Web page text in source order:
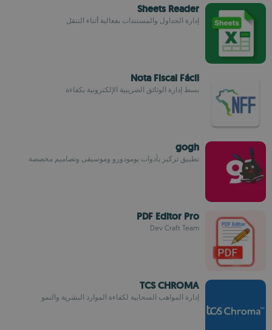
Sheets Reader
إدارة الجداول والمستندات بفعالية أثناء التنقل
Nota Fiscal Fácil
بسط إدارة الوثائق الضريبية الإلكترونية بكفاءة
gogh
تطبيق تركيز بأدوات بومودورو وموسيقى وتصاميم مخصصة
PDF Editor Pro
Dev Craft Team
TCS CHROMA
إدارة المواهب السحابية لكفاءة الموارد البشرية والنمو